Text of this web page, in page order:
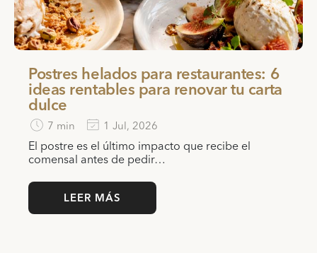
Postres helados para restaurantes: 6
ideas rentables para renovar tu carta
dulce
7 min 1 Jul, 2026
El postre es el último impacto que recibe el
comensal antes de pedir…
LEER MÁS